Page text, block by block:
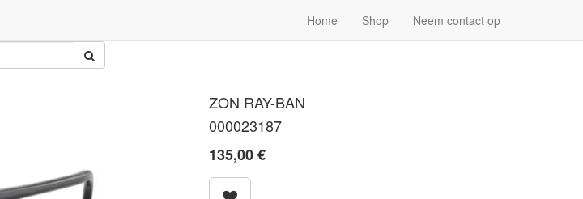
Home Shop Neem contact op
ZON RAY-BAN
000023187
135,00€